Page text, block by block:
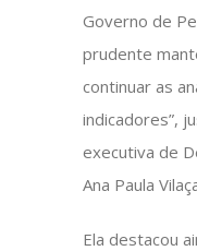
Governo de
prudente
continuar as
indicadores”,
executiva de
Ana Paula
Ela destacou